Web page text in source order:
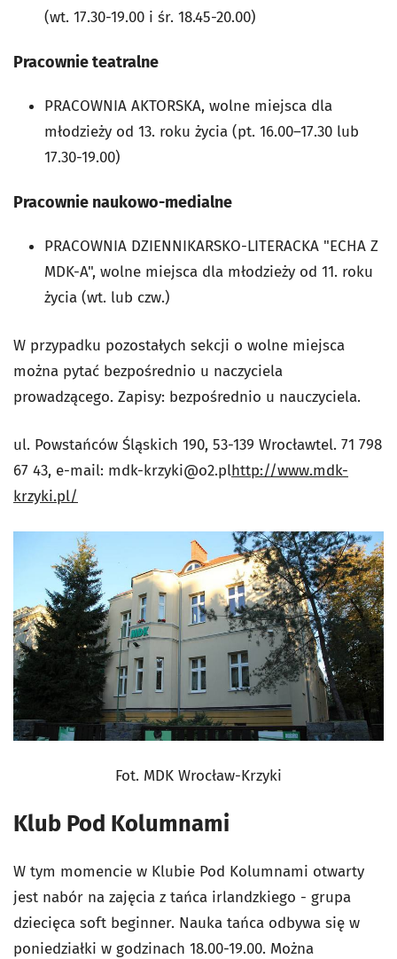
(wt. 17.30-19.00 i śr. 18.45-20.00)
Pracownie teatralne
PRACOWNIA AKTORSKA, wolne miejsca dla
młodzieży od 13. roku życia (pt. 16.00–17.30 lub
17.30-19.00)
Pracownie naukowo-medialne
PRACOWNIA DZIENNIKARSKO-LITERACKA "ECHA Z
MDK-A", wolne miejsca dla młodzieży od 11. roku
życia (wt. lub czw.)
W przypadku pozostałych sekcji o wolne miejsca
można pytać bezpośrednio u naczyciela
prowadzącego. Zapisy: bezpośrednio u nauczyciela.
ul. Powstańców Śląskich 190, 53-139 Wrocławtel. 71 798
67 43, e-mail: mdk-krzyki@o2.plhttp://www.mdk-
krzyki.pl/
Fot. MDK Wrocław-Krzyki
Klub Pod Kolumnami
W tym momencie w Klubie Pod Kolumnami otwarty
jest nabór na zajęcia z tańca irlandzkiego - grupa
dziecięca soft beginner. Nauka tańca odbywa się w
poniedziałki w godzinach 18.00-19.00. Można